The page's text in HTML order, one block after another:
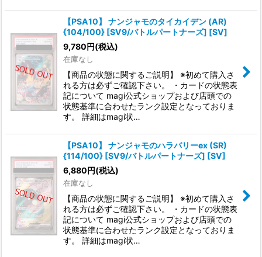
【PSA10】 ナンジャモのタイカイデン (AR)
{104/100} [SV9/バトルパートナーズ] [SV]
9,780円(税込)
在庫なし
【商品の状態に関するご説明】 ※初めて購入さ
れる方は必ずご確認下さい。 ・カードの状態表
記について magi公式ショップおよび店頭での
状態基準に合わせたランク設定となっておりま
す。 詳細はmagi状…
【PSA10】 ナンジャモのハラバリーex (SR)
{114/100} [SV9/バトルパートナーズ] [SV]
6,880円(税込)
在庫なし
【商品の状態に関するご説明】 ※初めて購入さ
れる方は必ずご確認下さい。 ・カードの状態表
記について magi公式ショップおよび店頭での
状態基準に合わせたランク設定となっておりま
す。 詳細はmagi状…